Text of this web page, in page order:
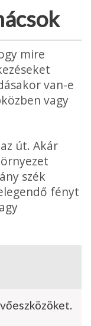
mire
van-e
vagy
út. Akár
szék
fényt